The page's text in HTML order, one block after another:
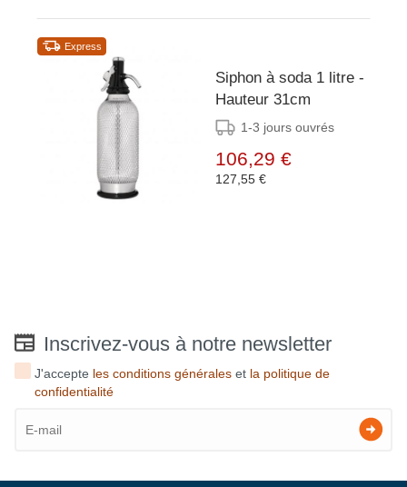
Express
Siphon à soda 1 litre -
Hauteur 31cm
1-3 jours ouvrés
106,29 €
127,55 €
Inscrivez-vous à notre newsletter
J'accepte les conditions générales et la politique de
confidentialité